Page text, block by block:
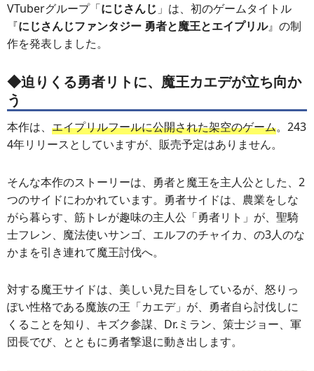
VTuberグループ「にじさんじ 」は、初のゲームタイトル
『にじさんじファンタジー 勇者と魔王とエイプリル』の制
作を発表しました。
◆迫りくる勇者リトに、魔王カエデが立ち向か
う
本作は、 エイプリルフールに公開された架空のゲーム。243
4年リリースとしていますが、販売予定はありません。
そんな本作のストーリーは、勇者と魔王を主人公とした、2
つのサイドにわかれています。勇者サイドは、農業をしな
がら暮らす、筋トレが趣味の主人公「勇者リト」が、聖騎
士フレン、魔法使いサンゴ、エルフのチャイカ、の3人のな
かまを引き連れて魔王討伐へ。
対する魔王サイドは、美しい見た目をしているが、怒りっ
ぽい性格である魔族の王「カエデ」が、勇者自ら討伐しに
くることを知り、キズク参謀、Dr.ミラン、策士ジョー、軍
団長でび、とともに勇者撃退に動き出します。